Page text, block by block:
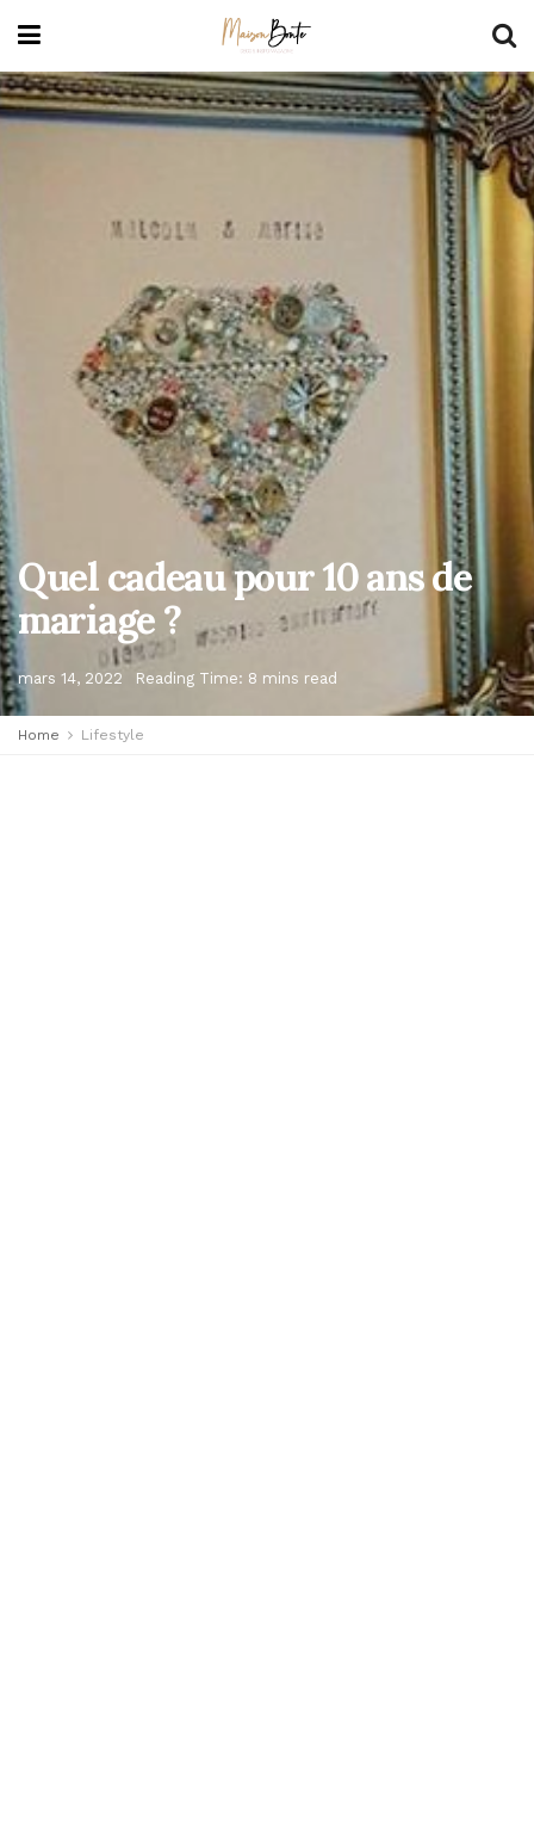
Quel cadeau pour 10 ans de
mariage ?
mars 14, 2022 Reading Time: 8 mins read
Home Lifestyle